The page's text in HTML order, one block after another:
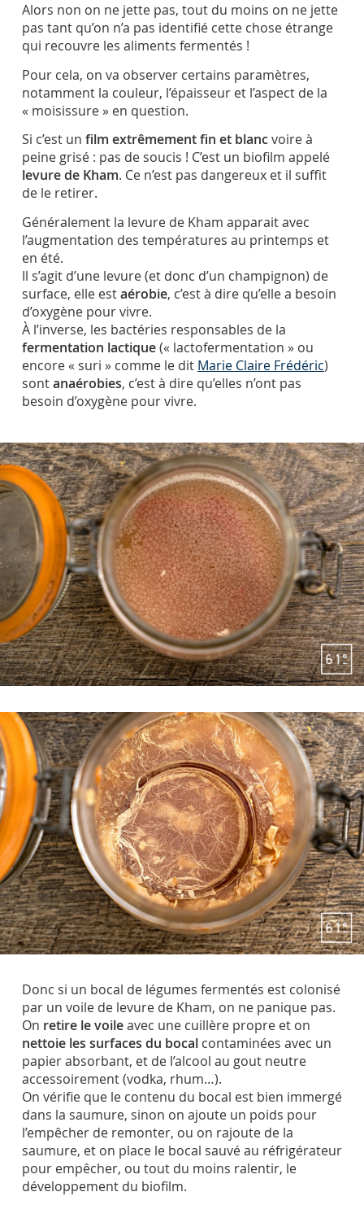
Alors non on ne jette pas, tout du moins on ne jette
pas tant qu’on n’a pas identifié cette chose étrange
qui recouvre les aliments fermentés !
Pour cela, on va observer certains paramètres,
notamment la couleur, l’épaisseur et l’aspect de la
« moisissure » en question.
Si c’est un film extrêmement fin et blancvoire à
peine grisé : pas de soucis ! C’est un biofilm appelé
levure de Kham. Ce n’est pas dangereux et il suffit
de le retirer.
Généralement la levure de Kham apparait avec
l’augmentation des températures au printemps et
en été.
Il s’agit d’une levure (et donc d’un champignon) de
surface, elle estaérobie, c’est à dire qu’elle a besoin
d’oxygène pour vivre.
À l’inverse, les bactéries responsables de la
fermentation lactique(« lactofermentation » ou
encore « suri » comme le dit Marie Claire Frédéric)
sontanaérobies, c’est à dire qu’elles n’ont pas
besoin d’oxygène pour vivre.
Donc si un bocal de légumes fermentés est colonisé
par un voile de levure de Kham, on ne panique pas.
On retire le voileavec une cuillère propre et on
nettoie les surfaces du bocalcontaminées avec un
papier absorbant, et de l’alcool au gout neutre
accessoirement (vodka, rhum…).
On vérifie que le contenu du bocal est bien immergé
dans la saumure, sinon on ajoute un poids pour
l’empêcher de remonter, ou on rajoute de la
saumure, et on place le bocal sauvé au réfrigérateur
pour empêcher, ou tout du moins ralentir, le
développement du biofilm.